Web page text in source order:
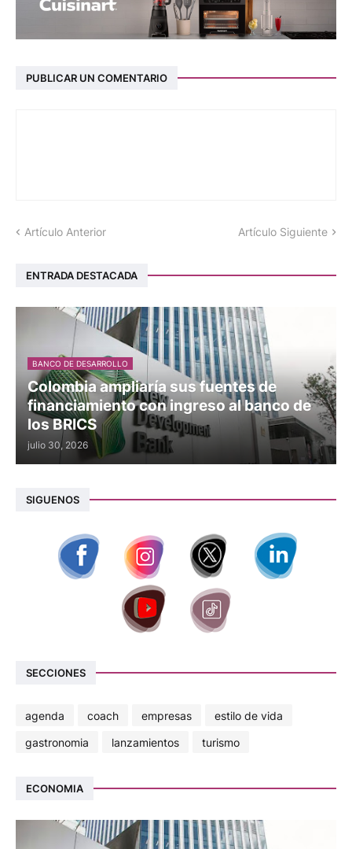
PUBLICAR UN COMENTARIO
Artículo Anterior Artículo Siguiente
ENTRADA DESTACADA
BANCO DE DESARROLLO
Colombia ampliaría sus fuentes de
financiamiento con ingreso al banco de
los BRICS
julio 30, 2026
SIGUENOS
SECCIONES
agenda coach empresas
estilo de vida
gastronomia
lanzamientos turismo
ECONOMIA